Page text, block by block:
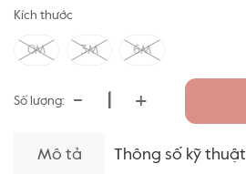
Kích thước
0M 3M 6M
Số lượng: - +
Mô tả Thông số kỹ thuật